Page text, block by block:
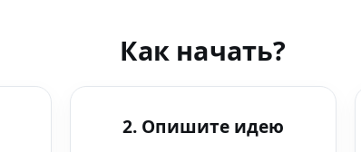
Как начать?
2. Опишите идею